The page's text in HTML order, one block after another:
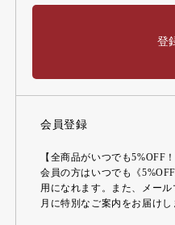
登
会員登録
【全商品がいつでも5%OFF！
会員の方はいつでも《
用になれます。また、メー
月に特別なご案内をお届けし